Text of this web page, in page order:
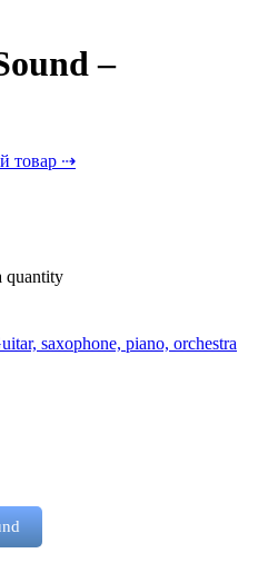
–
товар ⇢
quantity
saxophone, piano, orchestra